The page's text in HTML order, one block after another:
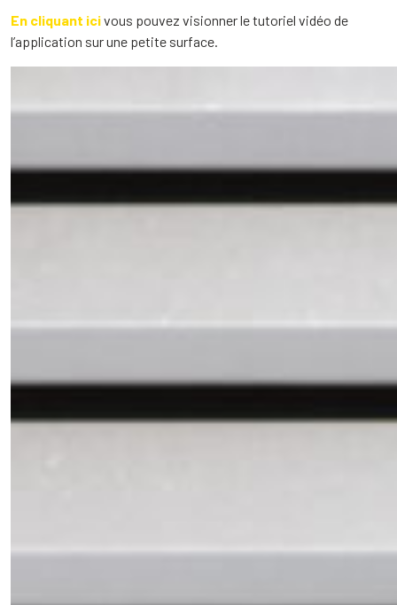
En cliquant icivous pouvez visionner le tutoriel vidéo de
l’application sur une petite surface.